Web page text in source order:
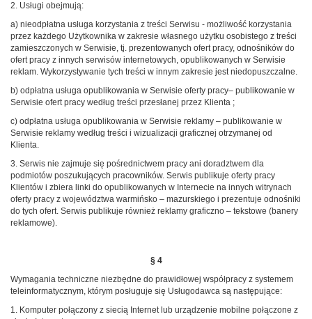
2. Usługi obejmują:
a) nieodpłatna usługa korzystania z treści Serwisu - możliwość korzystania
przez każdego Użytkownika w zakresie własnego użytku osobistego z treści
zamieszczonych w Serwisie, tj. prezentowanych ofert pracy, odnośników do
ofert pracy z innych serwisów internetowych, opublikowanych w Serwisie
reklam. Wykorzystywanie tych treści w innym zakresie jest niedopuszczalne.
b) odpłatna usługa opublikowania w Serwisie oferty pracy– publikowanie w
Serwisie ofert pracy według treści przesłanej przez Klienta ;
c) odpłatna usługa opublikowania w Serwisie reklamy – publikowanie w
Serwisie reklamy według treści i wizualizacji graficznej otrzymanej od
Klienta.
3. Serwis nie zajmuje się pośrednictwem pracy ani doradztwem dla
podmiotów poszukujących pracowników. Serwis publikuje oferty pracy
Klientów i zbiera linki do opublikowanych w Internecie na innych witrynach
oferty pracy z województwa warmińsko – mazurskiego i prezentuje odnośniki
do tych ofert. Serwis publikuje również reklamy graficzno – tekstowe (banery
reklamowe).
§ 4
Wymagania techniczne niezbędne do prawidłowej współpracy z systemem
teleinformatycznym, którym posługuje się Usługodawca są następujące:
1. Komputer połączony z siecią Internet lub urządzenie mobilne połączone z